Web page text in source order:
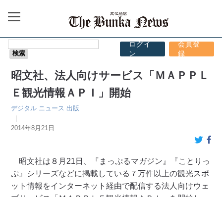
ログイ
ン
会員登
録
昭文社、法人向けサービス「ＭＡＰＰＬ
Ｅ観光情報ＡＰＩ」開始
デジタル ニュース 出版
｜
2014年8月21日
昭文社は８月21日、『まっぷるマガジン』『ことりっ
ぷ』シリーズなどに掲載している７万件以上の観光スポ
ット情報をインターネット経由で配信する法人向けウェ